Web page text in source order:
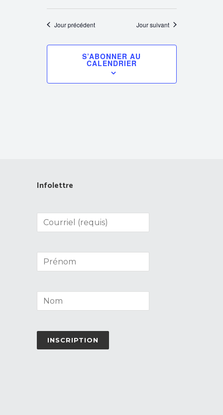
Jour précédent Jour suivant
S’ABONNER AU
CALENDRIER
Infolettre